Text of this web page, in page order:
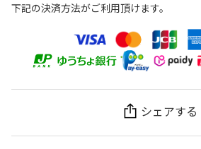
下記の決済方法がご利用頂けます。
シェアする